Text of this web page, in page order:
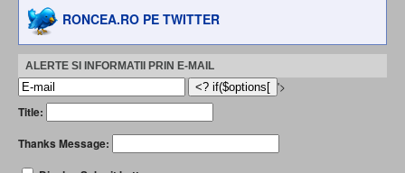
RONCEA.RO PE TWITTER
ALERTE SI INFORMATII PRIN E-MAIL
'>
Title:
Thanks Message: